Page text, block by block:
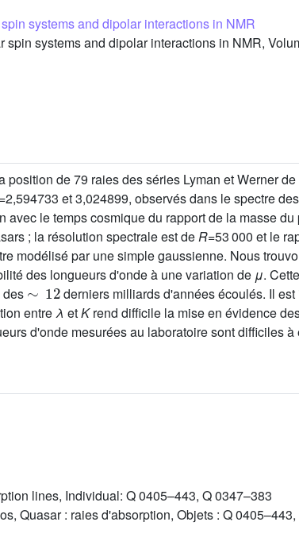
systems and dipolar interactions in NMR
systems and dipolar interactions in NMR,
de 79 raies des séries Lyman et Werner
=2,594733 et 3,024899, observés dans le spectre
le temps cosmique du rapport de la masse
; la résolution spectrale est deR=53 000 et le
modélisé par une simple gaussienne. Nous
des longueurs d'onde à une variation de μ.
des
∼12
derniers milliards d'années écoulés. Il
entreλ etKrend difficile la mise en évidence
d'onde mesurées au laboratoire sont difficiles à
lines, Individual: Q 0405–443, Q 0347–383
Quasar : raies d'absorption, Objets : Q